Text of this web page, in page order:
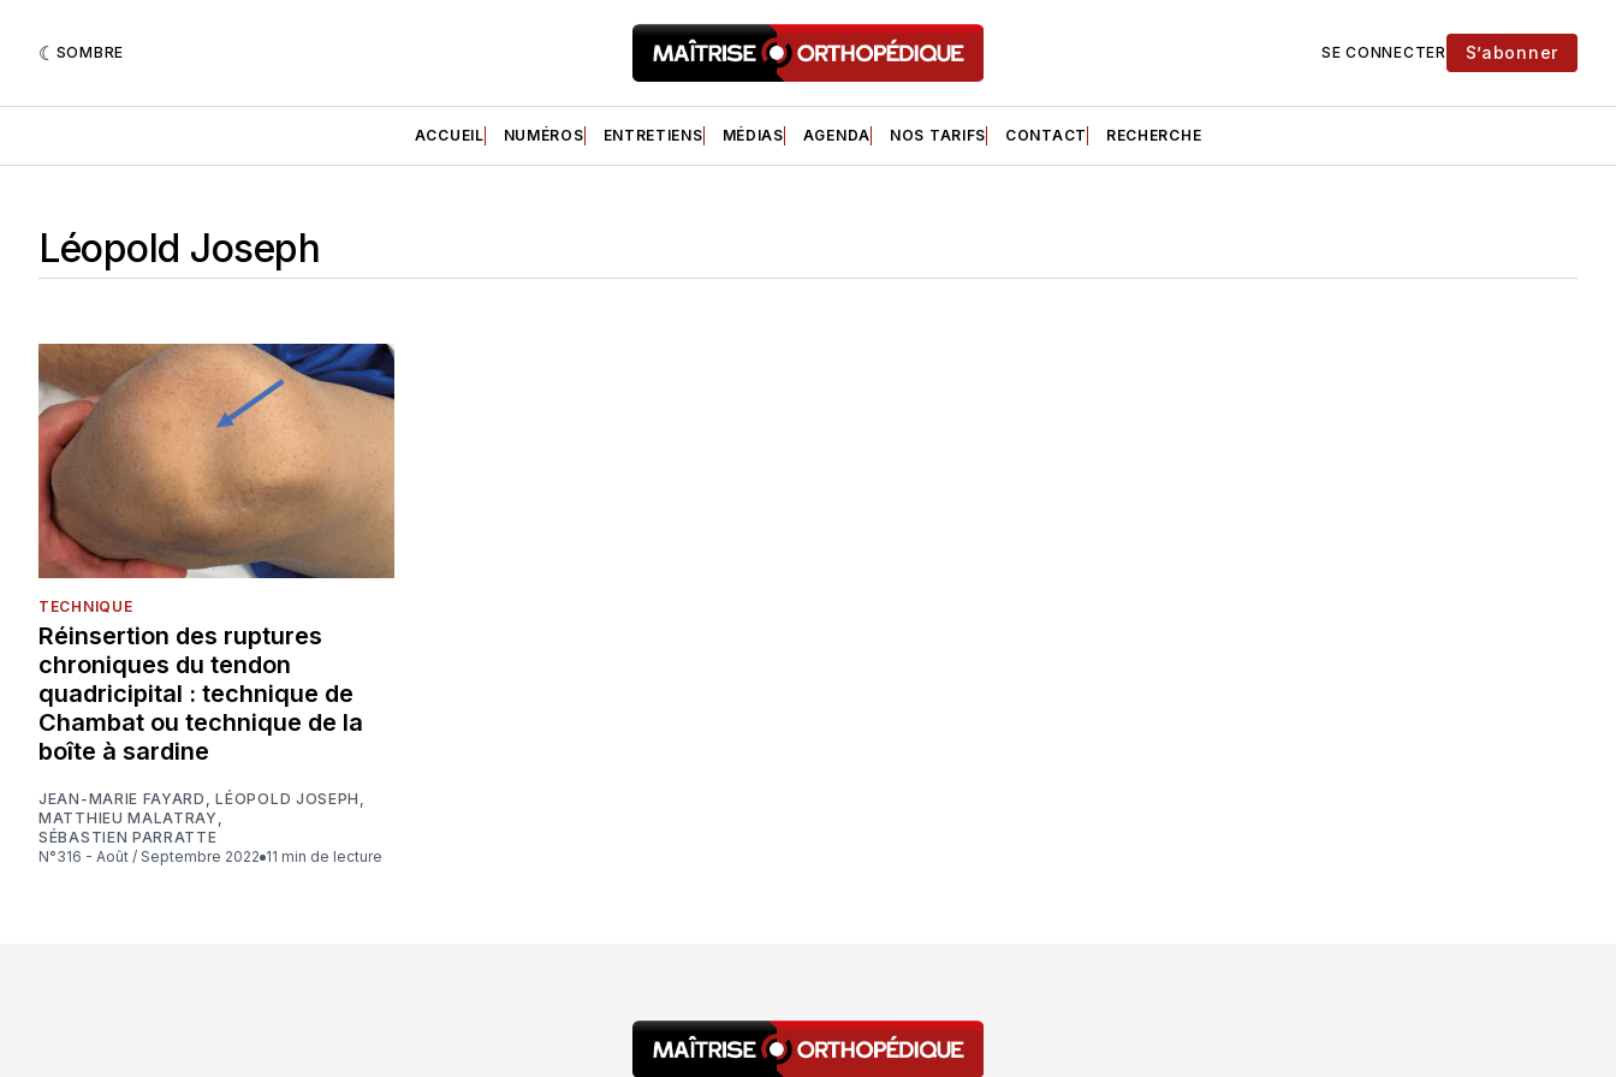
SOMBRE SE CONNECTER S’abonner
ACCUEIL NUMÉROS ENTRETIENS MÉDIAS AGENDA NOS TARIFS CONTACT RECHERCHE
Léopold Joseph
TECHNIQUE
Réinsertion des ruptures
chroniques du tendon
quadricipital : technique de
Chambat ou technique de la
boîte à sardine
JEAN-MARIE FAYARD ,LÉOPOLD JOSEPH ,
MATTHIEU MALATRAY ,
SÉBASTIEN PARRATTE
N°316 - Août / Septembre 2022
11 min de lecture